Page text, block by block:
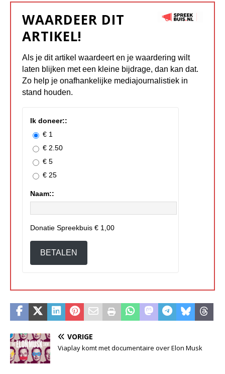
WAARDEER DIT
ARTIKEL!
Als je dit artikel waardeert en je waardering wilt
laten blijken met een kleine bijdrage, dan kan dat.
Zo help je onafhankelijke mediajournalistiek in
stand houden.
Ik doneer::
€ 1
€ 2.50
€ 5
€ 25
Naam::
Donatie Spreekbuis € 1,00
BETALEN
VORIGE
Viaplay komt met documentaire over Elon Musk